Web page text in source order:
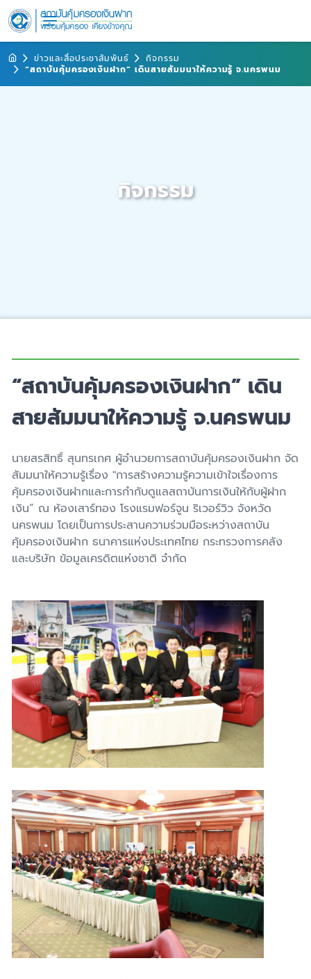
ข่าวและสื่อประชาสัมพันธ์
กิจกรรม
“สถาบันคุ้มครองเงินฝาก” เดินสายสัมมนาให้ความรู้ จ.นครพนม
กิจกรรม
“สถาบันคุ้มครองเงินฝาก” เดิน
สายสัมมนาให้ความรู้ จ.นครพนม
นายสรสิทธิ์ สุนทรเกศ ผู้อำนวยการสถาบันคุ้มครองเงินฝาก จัด
สัมมนาให้ความรู้เรื่อง "การสร้างความรู้ความเข้าใจเรื่องการ
คุ้มครองเงินฝากและการกำกับดูแลสถาบันการเงินให้กับผู้ฝาก
เงิน” ณ ห้องเสาร์ทอง โรงแรมฟอร์จูน ริเวอร์วิว จังหวัด
นครพนม โดยเป็นการประสานความร่วมมือระหว่างสถาบัน
คุ้มครองเงินฝาก ธนาคารแห่งประเทศไทย กระทรวงการคลัง
และบริษัท ข้อมูลเครดิตแห่งชาติ จำกัด